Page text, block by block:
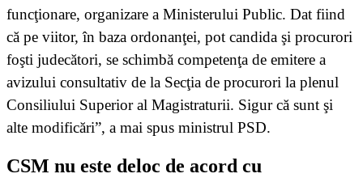
funcţionare, organizare a Ministerului Public. Dat fiind
că pe viitor, în baza ordonanţei, pot candida şi procurori
foşti judecători, se schimbă competenţa de emitere a
avizului consultativ de la Secţia de procurori la plenul
Consiliului Superior al Magistraturii. Sigur că sunt şi
alte modificări”, a mai spus ministrul PSD.
CSM nu este deloc de acord cu